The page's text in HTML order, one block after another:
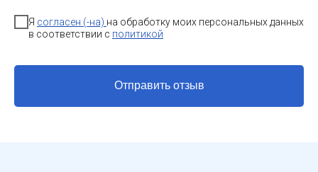
Я согласен (-на) на обработку моих персональных данных
в соответствии с политикой
Отправить отзыв